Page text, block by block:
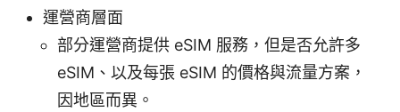
運營商層面
部分運營商提供 eSIM 服務，但是否允許多
eSIM、以及每張 eSIM 的價格與流量方案，
因地區而異。